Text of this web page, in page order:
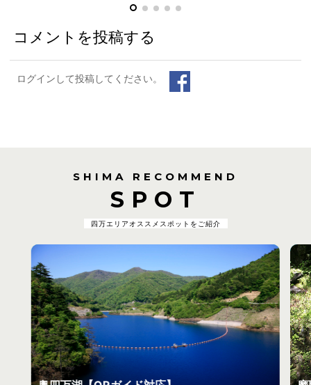
コメントを投稿する
ログインして投稿してください。
SHIMA RECOMMEND
SPOT
四万エリアオススメスポットをご紹介